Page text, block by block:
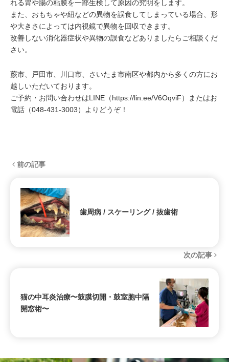
れる胃や腸の粘膜を一部生検して原因の究明をします。
また、おもちゃや紐などの異物を誤食してしまっている場合、 形
や大きさによっては内視鏡で異物を回収できます。
改善しない消化器症状や異物の誤食などありましたらご相談くだ
さ い。
蕨市、戸田市、川口市、さいたま市南区や都内から多くの方にお
越しいただいております。
ご予約・お問い合わせはLINE（https://lin.ee/V6OqviF）またはお
電話（048-431-3003）よりどうぞ！
前の記事
歯周病 / スケーリング / 抜歯術
次の記事
猫の中耳炎治療〜鼓膜切開・鼓室胞中隔
開窓術〜